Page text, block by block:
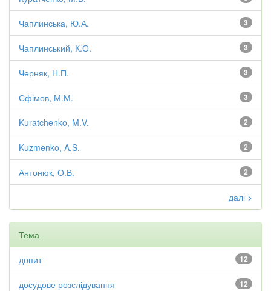
3
Чаплинська, Ю.А.
3
Чаплинський, К.О.
3
Черняк, Н.П.
3
Єфімов, М.М.
2
Kuratchenko, M.V.
2
Kuzmenko, A.S.
2
Антонюк, О.В.
далі >
Тема
12
допит
12
досудове розслідування